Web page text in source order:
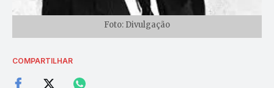
Foto: Divulgação
COMPARTILHAR